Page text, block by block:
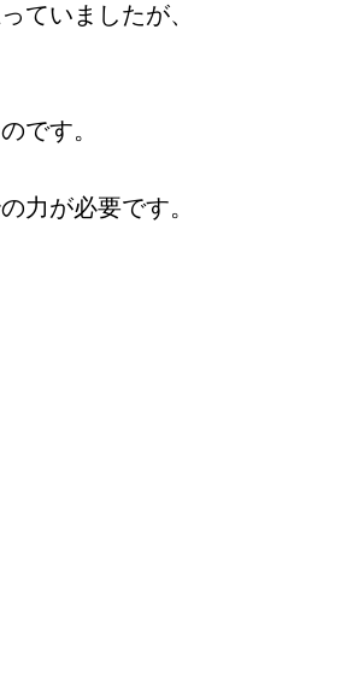
ていましたが、
です。
力が必要です。